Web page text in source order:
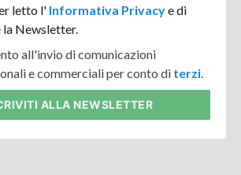
letto l' Informativa Privacye di
Newsletter.
all'invio di comunicazioni
e commerciali per conto di terzi.
ALLA NEWSLETTER